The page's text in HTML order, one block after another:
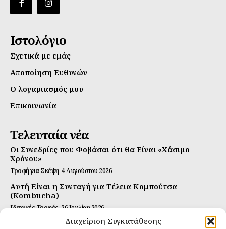
Διαχείριση Συγκατάθεσης
Ιστολόγιο
Σχετικά με εμάς
Αποποίηση Ευθυνών
Ο λογαριασμός μου
Επικοινωνία
Τελευταία νέα
Οι Συνεδρίες που Φοβάσαι ότι θα Είναι «Χάσιμο
Χρόνου»
Τροφή για Σκέψη 4 Αυγούστου 2026
Αυτή Είναι η Συνταγή για Τέλεια Κομπούτσα
(Kombucha)
Ιδανικές Τροφές 26 Ιουλίου 2026
Η Κρυφή Αλήθεια για τα Υπερ-επεξεργασμένα